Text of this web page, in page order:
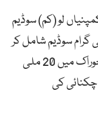
لو (کم) سوڈیم
میں زیادہ سے زیادہ 140 ملی گرام سوڈیم شامل کر
سکتی ہیں۔ جب کہ کم کولیسٹرول والی خوراک میں 20 ملی
3000 ملی گرام چکنائی کی